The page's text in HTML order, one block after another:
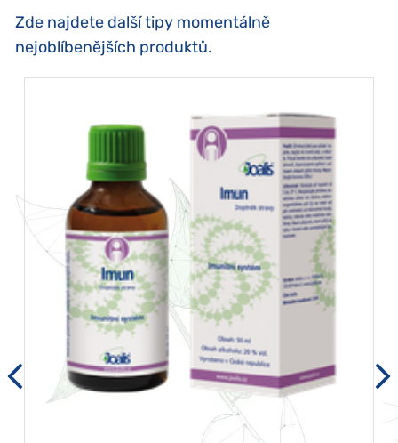
Zde najdete další tipy momentálně
nejoblíbenějších produktů.